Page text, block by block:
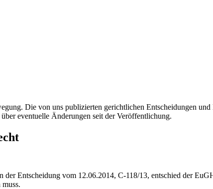
Die von uns publizierten gerichtlichen Entscheidungen
eventuelle Änderungen seit der Veröffentlichung.
Entscheidung vom 12.06.2014, C-118/13, entschied der